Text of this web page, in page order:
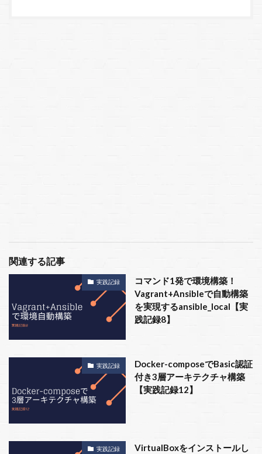
関連する記事
実践記録
コマンド1発で環境構築！
Vagrant+Ansibleで自動構築
を実現するansible_local【実
践記録8】
実践記録
Docker-composeでBasic認証
付き3層アーキテクチャ構築
【実践記録12】
実践記録
VirtualBoxをインストールし